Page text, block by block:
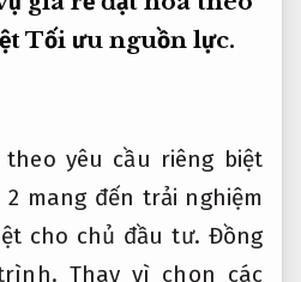
Tối ưu nguồn lực.
yêu cầu riêng biệt
mang đến trải nghiệm
cho chủ đầu tư. Đồng
Thay vì chọn các